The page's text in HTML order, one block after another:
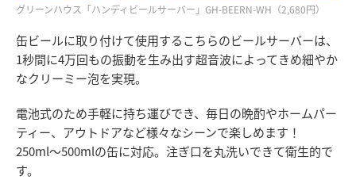
グリーンハウス「ハンディビールサーバー」GH-BEERN-WH（2,680円）
缶ビールに取り付けて使用するこちらのビールサーバーは、
1秒間に4万回もの振動を生み出す超音波によってきめ細やか
なクリーミー泡を実現。
電池式のため手軽に持ち運びでき、毎日の晩酌やホームパー
ティー、アウトドアなど様々なシーンで楽しめます！
250ml～500mlの缶に対応。注ぎ口を丸洗いできて衛生的で
す。